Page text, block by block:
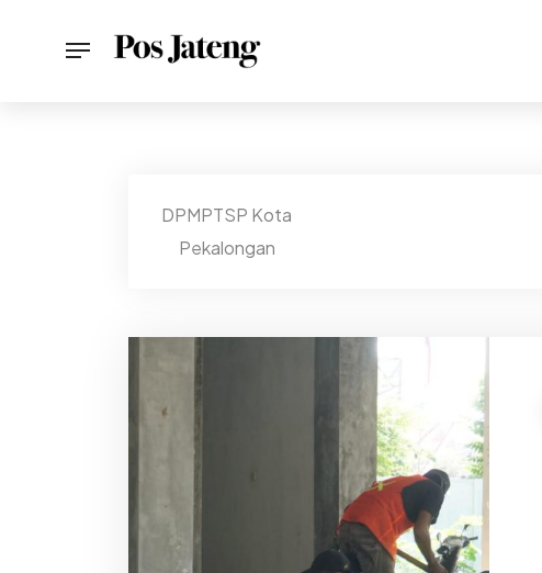
DPMPTSP Kota
Pekalongan